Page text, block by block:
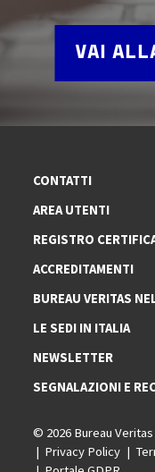
VAI
CONTATTI
AREA UTENTI
REGISTRO
ACCREDITAMENTI
BUREAU VERITAS
LE SEDI IN ITALIA
NEWSLETTER
SEGNALAZIONI E
© 2026 Bureau Veritas
Privacy Policy